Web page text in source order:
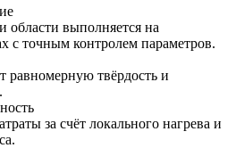
области выполняется на
с точным контролем параметров.
равномерную твёрдость и
за счёт локального нагрева и